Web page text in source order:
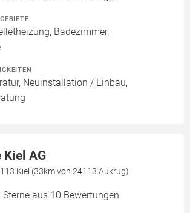
Badezimmer,
Neuinstallation / Einbau,
Kiel AG
Kiel (33km von 24113 Aukrug)
Sterne aus 10 Bewertungen